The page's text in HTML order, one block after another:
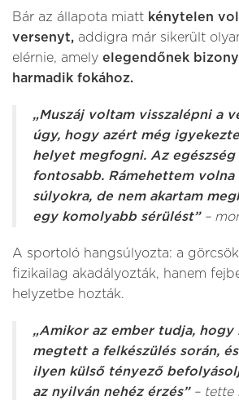
Bár az állapota miatt kénytelen
versenyt, addigra már sikerült
elérnie, amely elegendőnek
harmadik fokához.
„Muszáj voltam visszalépni a
úgy, hogy azért még
helyet megfogni. Az egészség
fontosabb. Rámehettem volna
súlyokra, de nem akartam
egy komolyabb sérülést” –
A sportoló hangsúlyozta: a
fizikailag akadályozták, hanem
helyzetbe hozták.
„Amikor az ember tudja, hogy
megtett a felkészülés során,
ilyen külső tényező
az nyilván nehéz érzés” – tette